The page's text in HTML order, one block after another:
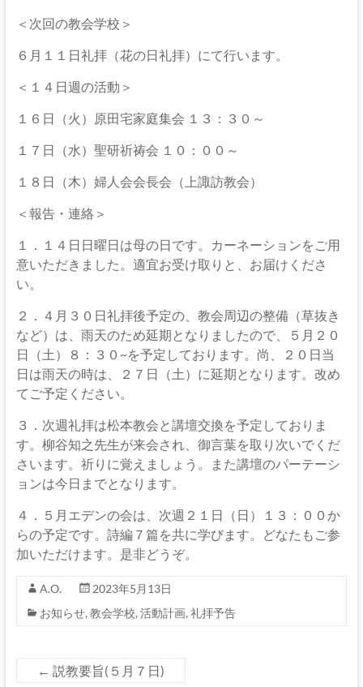
＜次回の教会学校＞
６月１１日礼拝（花の日礼拝）にて行います。
＜１４日週の活動＞
１６日（火）原田宅家庭集会 １３：３０～
１７日（水）聖研祈祷会 １０：００～
１８日（木）婦人会会長会（上諏訪教会）
＜報告・連絡＞
１．１４日日曜日は母の日です。カーネーションをご用
意いただきました。適宜お受け取りと、お届けくださ
い。
２．４月３０日礼拝後予定の、教会周辺の整備（草抜き
など）は、雨天のため延期となりましたので、５月２０
日（土）８：３０~を予定しております。尚、２０日当
日は雨天の時は、２７日（土）に延期となります。改め
てご予定ください。
３．次週礼拝は松本教会と講壇交換を予定しておりま
す。柳谷知之先生が来会され、御言葉を取り次いでくだ
さいます。祈りに覚えましょう。また講壇のパーテーシ
ョンは今日までとなります。
４．５月エデンの会は、次週２１日（日）１３：００か
らの予定です。詩編７篇を共に学びます。どなたもご参
加いただけます。是非どうぞ。
A.O.
2023年5月13日
お知らせ, 教会学校, 活動計画, 礼拝予告
← 説教要旨(５月７日)